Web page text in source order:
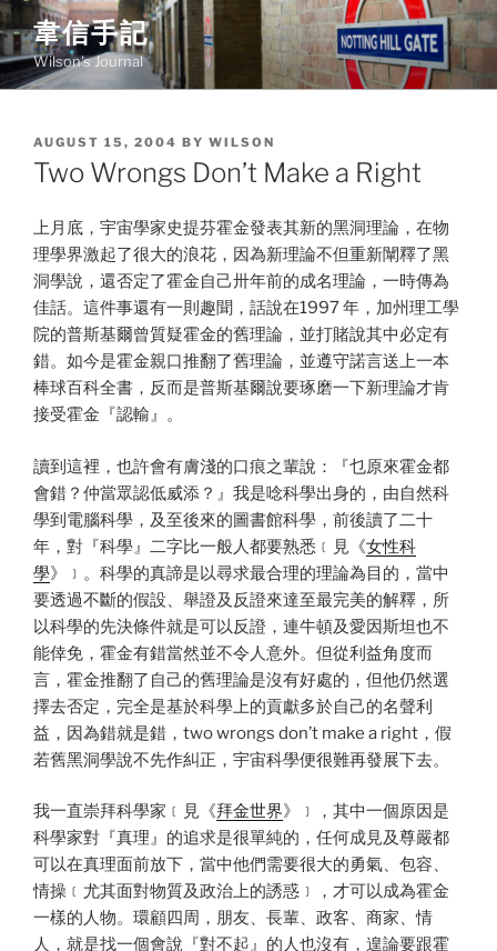
Skip
to
content
韋信手記
Wilson's Journal
POSTED
ON
AUGUST 15, 2004 BY WILSON
Two Wrongs Don’t Make a Right
上月底，宇宙學家史提芬霍金發表其新的黑洞理論，在物
理學界激起了很大的浪花，因為新理論不但重新闡釋了黑
洞學說，還否定了霍金自己卅年前的成名理論，一時傳為
佳話。這件事還有一則趣聞，話說在1997 年，加州理工學
院的普斯基爾曾質疑霍金的舊理論，並打賭說其中必定有
錯。如今是霍金親口推翻了舊理論，並遵守諾言送上一本
棒球百科全書，反而是普斯基爾說要琢磨一下新理論才肯
接受霍金『認輸』。
讀到這裡，也許會有膚淺的口痕之輩說：『乜原來霍金都
會錯？仲當眾認低威添？』我是唸科學出身的，由自然科
學到電腦科學，及至後來的圖書館科學，前後讀了二十
年，對『科學』二字比一般人都要熟悉﹝見《女性科
學》﹞。科學的真諦是以尋求最合理的理論為目的，當中
要透過不斷的假設、舉證及反證來達至最完美的解釋，所
以科學的先決條件就是可以反證，連牛頓及愛因斯坦也不
能倖免，霍金有錯當然並不令人意外。但從利益角度而
言，霍金推翻了自己的舊理論是沒有好處的，但他仍然選
擇去否定，完全是基於科學上的貢獻多於自己的名聲利
益，因為錯就是錯，two wrongs don’t make a right，假
若舊黑洞學說不先作糾正，宇宙科學便很難再發展下去。
我一直崇拜科學家﹝見《拜金世界》﹞，其中一個原因是
科學家對『真理』的追求是很單純的，任何成見及尊嚴都
可以在真理面前放下，當中他們需要很大的勇氣、包容、
情操﹝尤其面對物質及政治上的誘惑﹞，才可以成為霍金
一樣的人物。環顧四周，朋友、長輩、政客、商家、情
人，就是找一個會說『對不起』的人也沒有，遑論要跟霍